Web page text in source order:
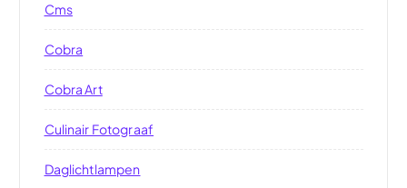
Cms
Cobra
Cobra Art
Culinair Fotograaf
Daglichtlampen